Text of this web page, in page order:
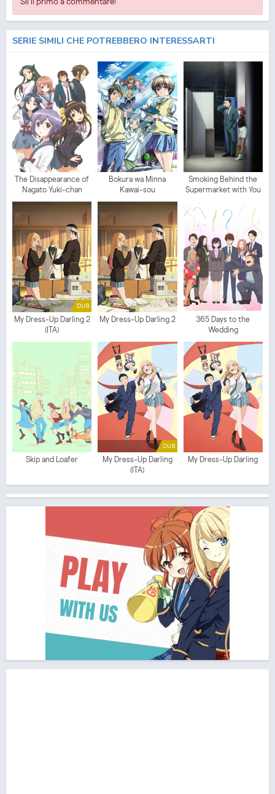
SERIE SIMILI CHE POTREBBERO INTERESSARTI
The Disappearance of
Nagato Yuki-chan
Bokura wa Minna
Kawai-sou
Smoking Behind the
Supermarket with You
DUB
My Dress-Up Darling 2
(ITA)
My Dress-Up Darling 2
365 Days to the
Wedding
Skip and Loafer
DUB
My Dress-Up Darling
(ITA)
My Dress-Up Darling